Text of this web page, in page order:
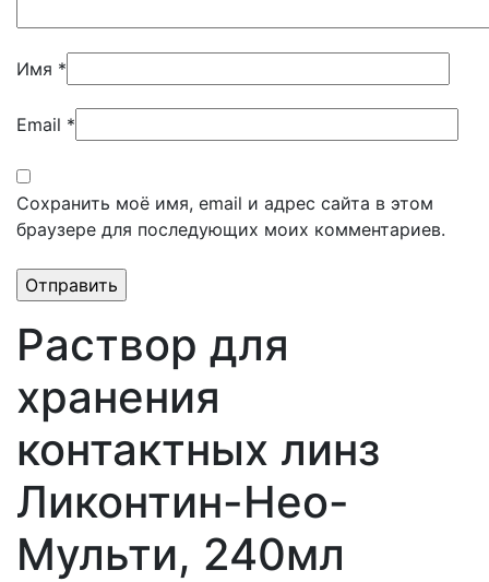
Имя *
Email *
Сохранить моё имя, email и адрес сайта в этом
браузере для последующих моих комментариев.
Раствор для
хранения
контактных линз
Ликонтин-Нео-
Мульти, 240мл